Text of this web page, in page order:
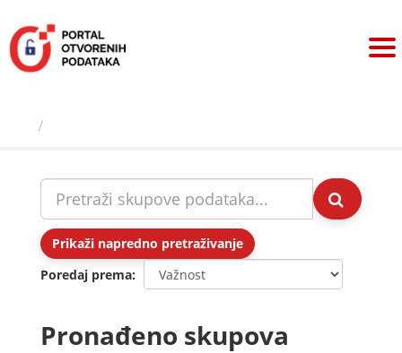
sadržaj
Prikaži napredno pretraživanje
Poredaj prema
Pronađeno skupova